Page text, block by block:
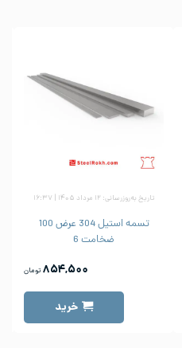
تاریخ به‌روزرسانی: ۱۲ مرداد ۱۴۰۵ | ۱۶:۳۷
تسمه استیل 304 عرض 100
ضخامت 6
۸۵۴,۵۰۰ تومان
خرید